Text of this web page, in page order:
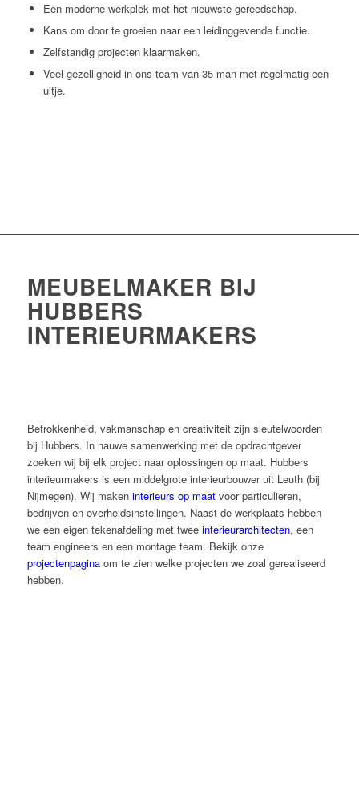
Een moderne werkplek met het nieuwste gereedschap.
Kans om door te groeien naar een leidinggevende functie.
Zelfstandig projecten klaarmaken.
Veel gezelligheid in ons team van 35 man met regelmatig een
uitje.
MEUBELMAKER BIJ
HUBBERS
INTERIEURMAKERS
Betrokkenheid, vakmanschap en creativiteit zijn sleutelwoorden
bij Hubbers. In nauwe samenwerking met de opdrachtgever
zoeken wij bij elk project naar oplossingen op maat. Hubbers
interieurmakers is een middelgrote interieurbouwer uit Leuth (bij
Nijmegen). Wij maken interieurs op maatvoor particulieren,
bedrijven en overheidsinstellingen. Naast de werkplaats hebben
we een eigen tekenafdeling met twee interieurarchitecten, een
team engineers en een montage team. Bekijk onze
projectenpaginaom te zien welke projecten we zoal gerealiseerd
hebben.